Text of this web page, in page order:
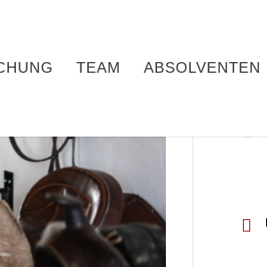
TEAM ABSOLVENTEN